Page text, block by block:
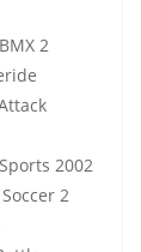
2
2002
2